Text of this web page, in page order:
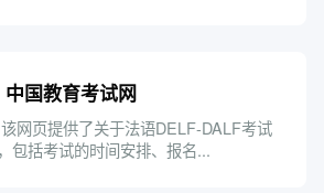
国教育考试网
网页提供了关于法语DELF-DALF考试
包括考试的时间安排、报名...